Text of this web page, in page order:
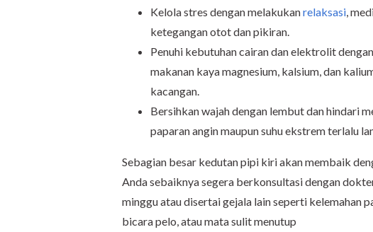
Kelola stres dengan melakukanrelaksasi,
ketegangan otot dan pikiran.
Penuhi kebutuhan cairan dan elektrolit
makanan kaya magnesium, kalsium, dan
kacangan.
Bersihkan wajah dengan lembut dan hindari
paparan angin maupun suhu ekstrem terlalu
Sebagian besar kedutan pipi kiri akan membaik
Anda sebaiknya segera berkonsultasi dengan
minggu atau disertai gejala lain seperti kelemahan
bicara pelo, atau mata sulit menutup